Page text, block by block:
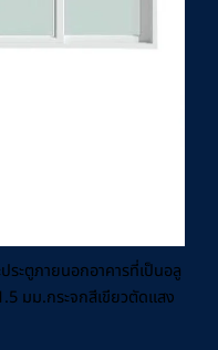
ระตูภายนอกอาคารที่เป็นอลู
มม.กระจกสีเขียวตัดแสง